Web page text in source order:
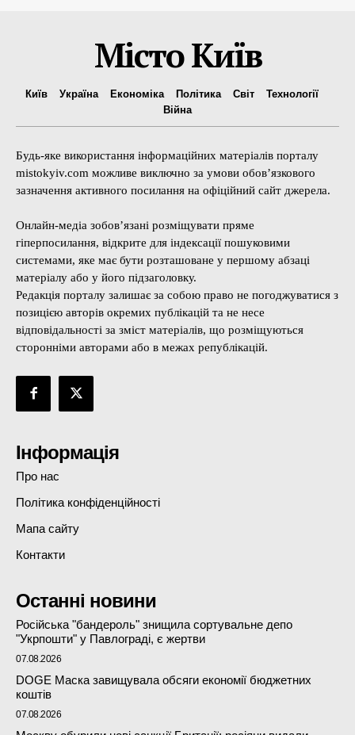
Місто Київ
Київ Україна Економіка Політика Світ
Технології
Війна
Будь-яке використання інформаційних матеріалів порталу
mistokyiv.com можливе виключно за умови обов’язкового
зазначення активного посилання на офіційний сайт джерела.
Онлайн-медіа зобов’язані розміщувати пряме
гіперпосилання, відкрите для індексації пошуковими
системами, яке має бути розташоване у першому абзаці
матеріалу або у його підзаголовку.
Редакція порталу залишає за собою право не погоджуватися з
позицією авторів окремих публікацій та не несе
відповідальності за зміст матеріалів, що розміщуються
сторонніми авторами або в межах републікацій.
Інформація
Про нас
Політика конфіденційності
Мапа сайту
Контакти
Останні новини
Російська "бандероль" знищила сортувальне депо
"Укрпошти" у Павлограді, є жертви
07.08.2026
DOGE Маска завищувала обсяги економії бюджетних
коштів
07.08.2026